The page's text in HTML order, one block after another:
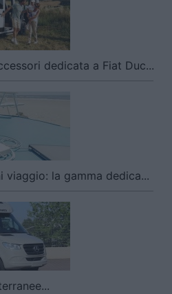
dedicata a Fiat Duc...
viaggio: la gamma dedica...